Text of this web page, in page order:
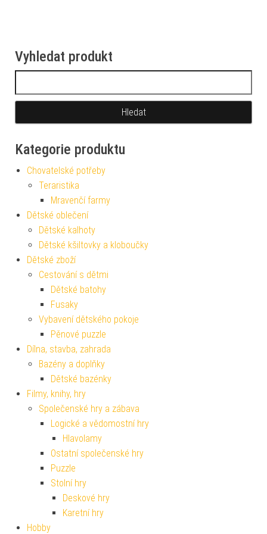
Vyhledat produkt
Kategorie produktu
Chovatelské potřeby
Teraristika
Mravenčí farmy
Dětské oblečení
Dětské kalhoty
Dětské kšiltovky a kloboučky
Dětské zboží
Cestování s dětmi
Dětské batohy
Fusaky
Vybavení dětského pokoje
Pěnové puzzle
Dílna, stavba, zahrada
Bazény a doplňky
Dětské bazénky
Filmy, knihy, hry
Společenské hry a zábava
Logické a vědomostní hry
Hlavolamy
Ostatní společenské hry
Puzzle
Stolní hry
Deskové hry
Karetní hry
Hobby